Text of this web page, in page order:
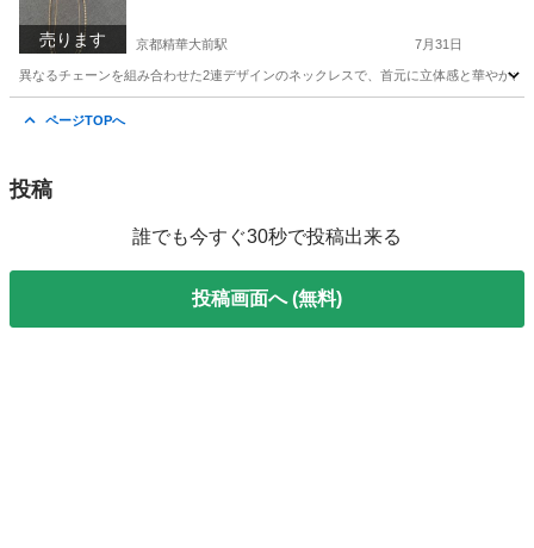
売ります 京都精華大前駅 7月31日
異なるチェーンを組み合わせた2連デザインのネックレスで、首元に立体感と華やか
ページTOPへ
投稿
誰でも今すぐ30秒で投稿出来る
投稿画面へ (無料)